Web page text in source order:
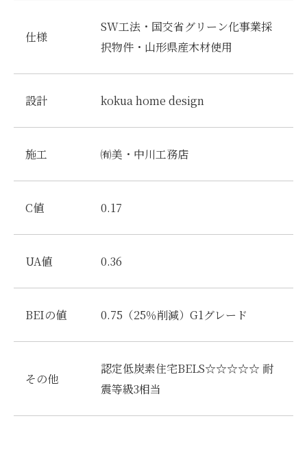
仕様
SW工法・国交省グリーン化事業採
択物件・山形県産木材使用
設計 kokua home design
施工 ㈲美・中川工務店
C値 0.17
UA値 0.36
BEIの値 0.75（25％削減）G1グレード
その他
認定低炭素住宅BELS☆☆☆☆☆ 耐
震等級3相当